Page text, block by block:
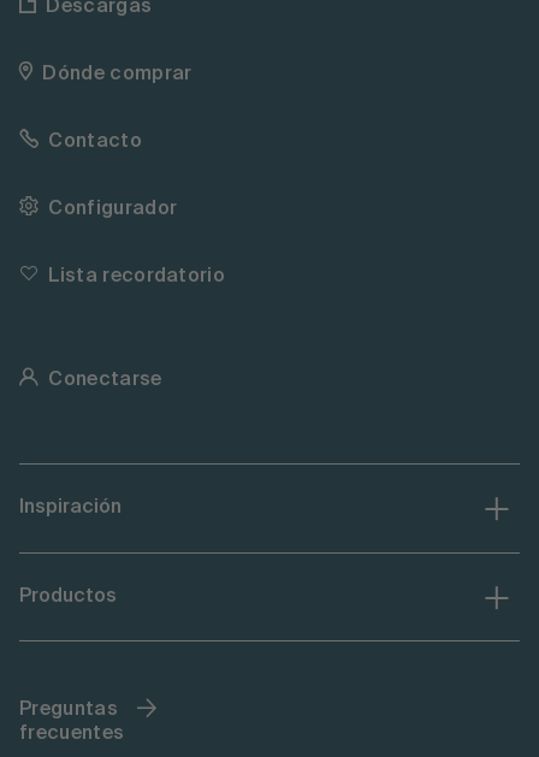
Descargas
Dónde comprar
Contacto
Configurador
Lista recordatorio
Conectarse
Inspiración
Productos
Preguntas
frecuentes